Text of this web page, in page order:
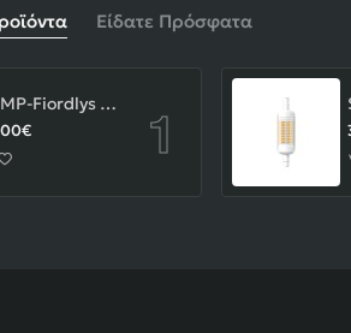
Είδατε Πρόσφατα
SLAMP-Fiordlys Linear Φωτιστικό Κρεμαστό 90x26x33cm White ΚΩΔ.-FRDSXXLWHT01T00LINEU